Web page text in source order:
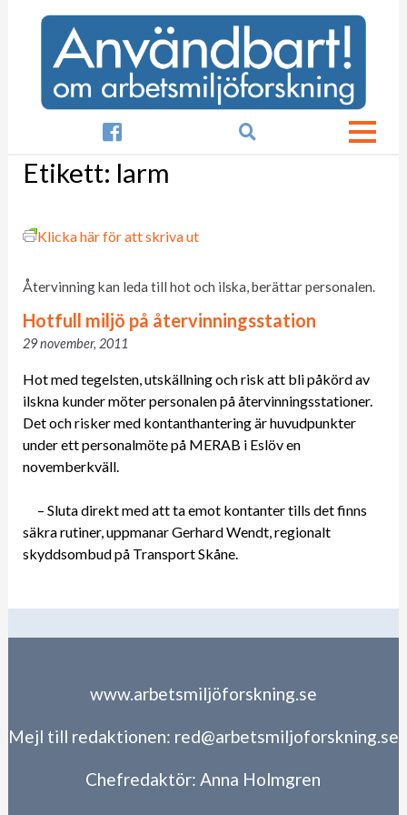

Etikett: larm
Klicka här för att skriva ut
Återvinning kan leda till hot och ilska, berättar personalen.
Hotfull miljö på återvinningsstation
29 november, 2011
Hot med tegelsten, utskällning och risk att bli påkörd av
ilskna kunder möter personalen på återvinningsstationer.
Det och risker med kontanthantering är huvudpunkter
under ett personalmöte på MERAB i Eslöv en
novemberkväll.
– Sluta direkt med att ta emot kontanter tills det finns
säkra rutiner, uppmanar Gerhard Wendt, regionalt
skyddsombud på Transport Skåne.
www.arbetsmiljöforskning.se
Mejl till redaktionen: red@arbetsmiljoforskning.se
Chefredaktör:Anna Holmgren